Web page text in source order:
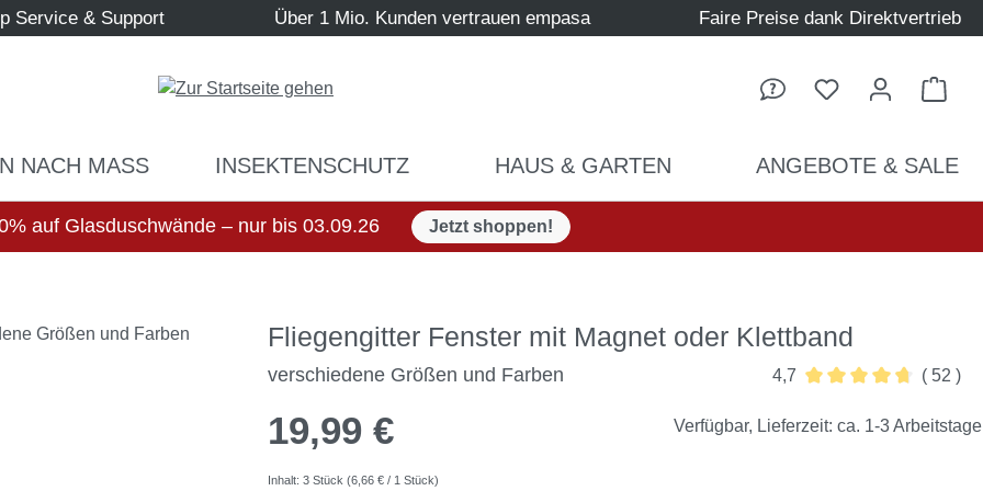
Service & Support Über 1 Mio. Kunden vertrauen empasa Faire Preise dank Direktvertrieb
NACH MASS INSEKTENSCHUTZ HAUS & GARTEN ANGEBOTE & SALE
auf Glasduschwände – nur bis 03.09.26 Jetzt shoppen!
Fliegengitter Fenster mit Magnet oder Klettband
verschiedene Größen und Farben
4,7
( 52 )
19,99 €
Inhalt: 3 Stück (6,66 € / 1 Stück)
Verfügbar, Lieferzeit: ca. 1-3 Arbeitstage